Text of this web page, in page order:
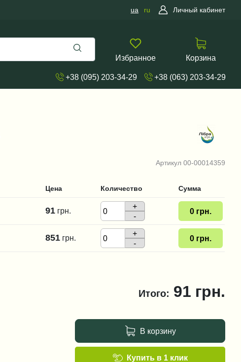
ua ru Личный кабинет
Избранное Корзина
+38 (095) 203-34-29 +38 (063) 203-34-29
Артикул 00-00014359
Цена Количество Сумма
91 грн.
+
-
0 грн.
851 грн.
+
-
0 грн.
Итого: 91 грн.
В корзину
Купить в 1 клик